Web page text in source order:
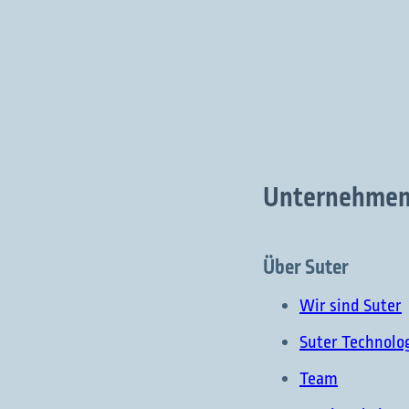
Unternehmen
Über Suter
Wir sind Suter
Suter
Team